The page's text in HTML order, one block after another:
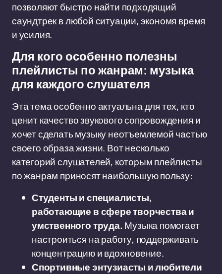
позволяют быстро найти подходящий
саундтрек в любой ситуации, экономя время
и усилия.
Для кого особенно полезны
плейлисты по жанрам: музыка
для каждого слушателя
Эта тема особенно актуальна для тех, кто
ценит качество звукового сопровождения и
хочет сделать музыку неотъемлемой частью
своего образа жизни. Вот несколько
категорий слушателей, которым плейлисты
по жанрам приносят наибольшую пользу:
Студенты и специалисты,
работающие в сфере творчества и
умственного труда. Музыка помогает
настроиться на работу, поддерживать
концентрацию и вдохновение.
Спортивные энтузиасты и любители